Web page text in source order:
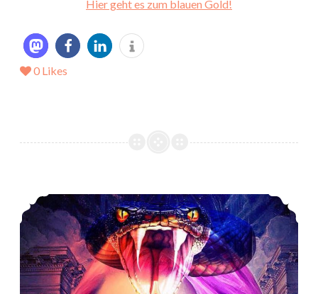
Hier geht es zum blauen Gold!
0 Likes
*Rezension* -> Medusas Fluch (1) von Emily Thomsen